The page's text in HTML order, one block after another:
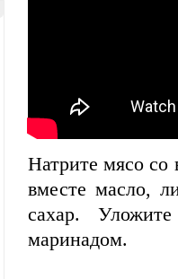
Натрите мясо
вместе масло,
сахар.
маринадом.